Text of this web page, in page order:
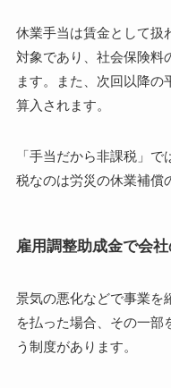
休業手当は賃金として扱
対象であり、社会保険料
ます。また、次回以降の
算入されます。
「手当だから非課税」
税なのは労災の休業補償
雇用調整助成金で会
景気の悪化などで事業を
を払った場合、その一部
う制度があります。